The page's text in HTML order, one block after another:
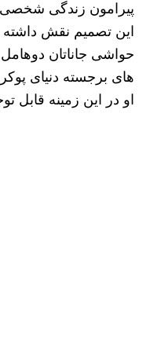
پیرامون زندگی
این تصمیم نقش داشته
حواشی جاناتان
های برجسته دنیای
او در این زمینه قابل‌